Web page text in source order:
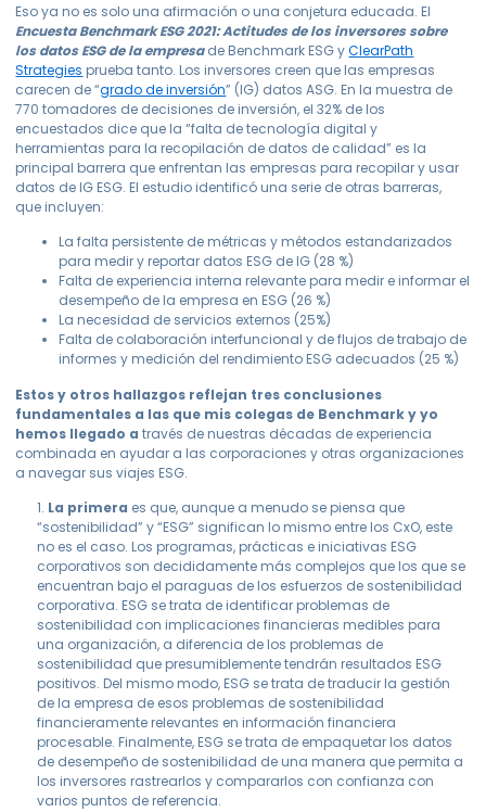
Eso ya no es solo una afirmación o una conjetura educada. El
Encuesta Benchmark ESG 2021: Actitudes de los inversores sobre
los datos ESG de la empresa de Benchmark ESG y ClearPath
Strategies prueba tanto. Los inversores creen que las empresas
carecen de “grado de inversión” (IG) datos ASG. En la muestra de
770 tomadores de decisiones de inversión, el 32% de los
encuestados dice que la “falta de tecnología digital y
herramientas para la recopilación de datos de calidad” es la
principal barrera que enfrentan las empresas para recopilar y usar
datos de IG ESG. El estudio identificó una serie de otras barreras,
que incluyen:
La falta persistente de métricas y métodos estandarizados
para medir y reportar datos ESG de IG (28 %)
Falta de experiencia interna relevante para medir e informar el
desempeño de la empresa en ESG (26 %)
La necesidad de servicios externos (25%)
Falta de colaboración interfuncional y de flujos de trabajo de
informes y medición del rendimiento ESG adecuados (25 %)
Estos y otros hallazgos reflejan tres conclusiones
fundamentales a las que mis colegas de Benchmark y yo
hemos llegado a través de nuestras décadas de experiencia
combinada en ayudar a las corporaciones y otras organizaciones
a navegar sus viajes ESG.
1. La primera es que, aunque a menudo se piensa que
“sostenibilidad” y “ESG” significan lo mismo entre los CxO, este
no es el caso. Los programas, prácticas e iniciativas ESG
corporativos son decididamente más complejos que los que se
encuentran bajo el paraguas de los esfuerzos de sostenibilidad
corporativa. ESG se trata de identificar problemas de
sostenibilidad con implicaciones financieras medibles para
una organización, a diferencia de los problemas de
sostenibilidad que presumiblemente tendrán resultados ESG
positivos. Del mismo modo, ESG se trata de traducir la gestión
de la empresa de esos problemas de sostenibilidad
financieramente relevantes en información financiera
procesable. Finalmente, ESG se trata de empaquetar los datos
de desempeño de sostenibilidad de una manera que permita a
los inversores rastrearlos y compararlos con confianza con
varios puntos de referencia.